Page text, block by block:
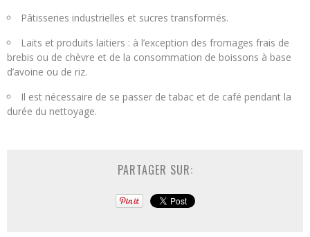
Pâtisseries industrielles et sucres transformés.
Laits et produits laitiers : à l’exception des fromages frais de
brebis ou de chèvre et de la consommation de boissons à base
d’avoine ou de riz.
Il est nécessaire de se passer de tabac et de café pendant la
durée du nettoyage.
PARTAGER SUR: